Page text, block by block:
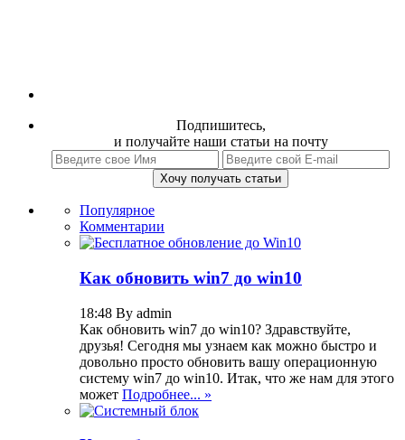
Подпишитесь,
и получайте наши статьи на почту
Популярное
Комментарии
Как обновить win7 до win10
18:48 By admin
Как обновить win7 до win10? Здравствуйте,
друзья! Сегодня мы узнаем как можно быстро и
довольно просто обновить вашу операционную
систему win7 до win10. Итак, что же нам для этого
может Подробнее... »